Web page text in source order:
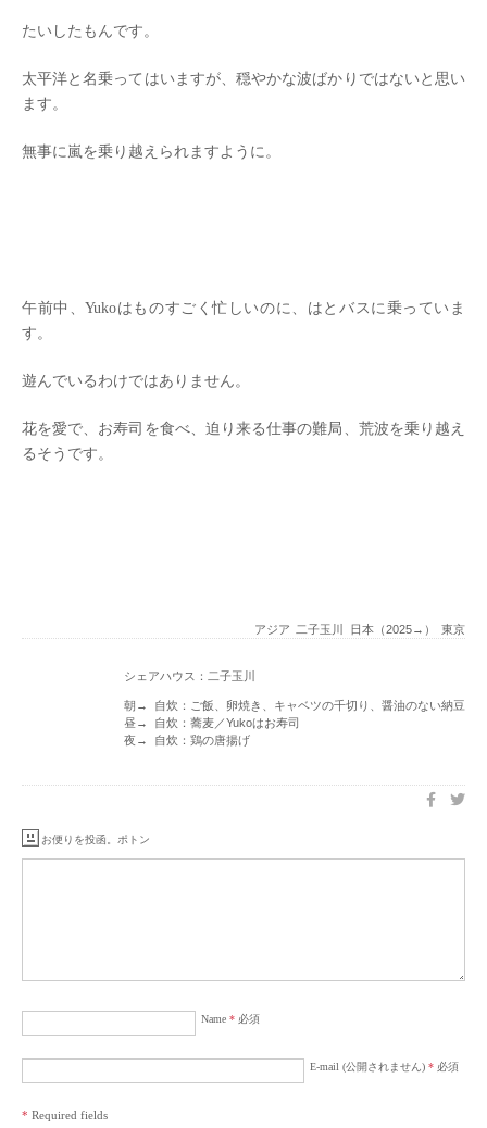
たいしたもんです。
太平洋と名乗ってはいますが、穏やかな波ばかりではないと思い
ます。
無事に嵐を乗り越えられますように。
午前中、Yukoはものすごく忙しいのに、はとバスに乗っていま
す。
遊んでいるわけではありません。
花を愛で、お寿司を食べ、迫り来る仕事の難局、荒波を乗り越え
るそうです。
アジア 二子玉川 日本（2025→） 東京
シェアハウス：二子玉川
朝→ 自炊：ご飯、卵焼き、キャベツの千切り、醤油のない納豆
昼→ 自炊：蕎麦／Yukoはお寿司
夜→ 自炊：鶏の唐揚げ
お便りを投函。ポトン
Name * 必須
E-mail (公開されません) * 必須
* Required fields